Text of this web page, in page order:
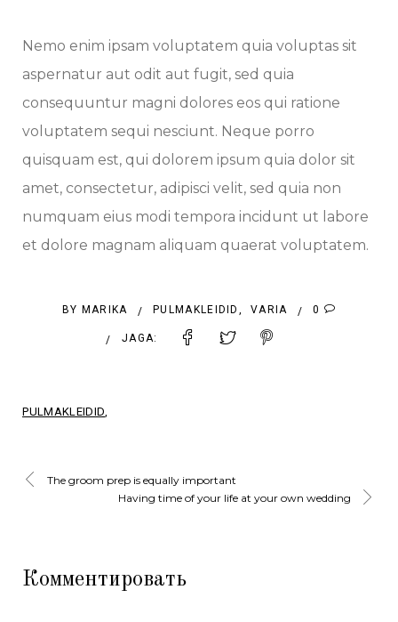
Nemo enim ipsam voluptatem quia voluptas sit
aspernatur aut odit aut fugit, sed quia
consequuntur magni dolores eos qui ratione
voluptatem sequi nesciunt. Neque porro
quisquam est, qui dolorem ipsum quia dolor sit
amet, consectetur, adipisci velit, sed quia non
numquam eius modi tempora incidunt ut labore
et dolore magnam aliquam quaerat voluptatem.
BY MARIKA / PULMAKLEIDID , VARIA / 0
/ JAGA:
PULMAKLEIDID
The groom prep is equally important
Having time of your life at your own wedding
Комментировать